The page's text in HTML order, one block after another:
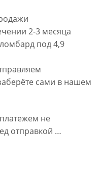
2-3 месяца
под 4,9
сами в нашем
не
отправкой …